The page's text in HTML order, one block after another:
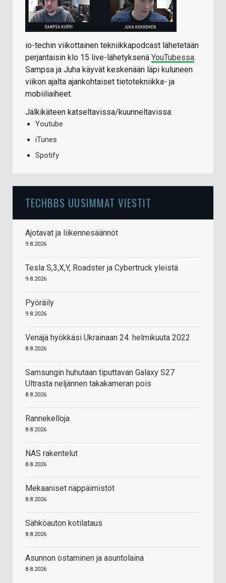
io-techin viikottainen tekniikkapodcast lähetetään
perjantaisin klo 15 live-lähetyksenä YouTubessa.
Sampsa ja Juha käyvät keskenään läpi kuluneen
viikon ajalta ajankohtaiset tietotekniikka- ja
mobiiliaiheet.
Jälkikäteen katseltavissa/kuunneltavissa:
Youtube
iTunes
Spotify
TECHBBS UUSIMMAT VIESTIT
Ajotavat ja liikennesäännöt
9.8.2026
Tesla S,3,X,Y, Roadster ja Cybertruck yleistä
9.8.2026
Pyöräily
9.8.2026
Venäjä hyökkäsi Ukrainaan 24. helmikuuta 2022
8.8.2026
Samsungin huhutaan tiputtavan Galaxy S27
Ultrasta neljännen takakameran pois
8.8.2026
Rannekelloja
8.8.2026
NAS rakentelut
8.8.2026
Mekaaniset näppäimistöt
8.8.2026
Sähköauton kotilataus
8.8.2026
Asunnon ostaminen ja asuntolaina
8.8.2026